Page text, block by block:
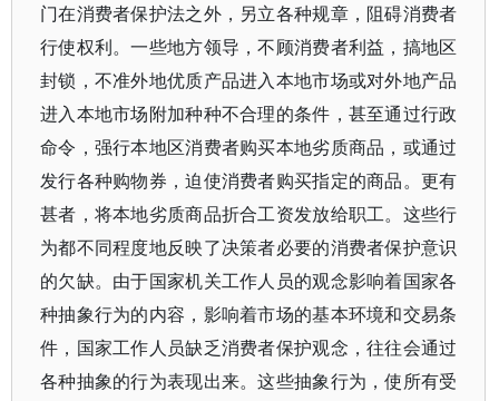
门在消费者保护法之外，另立各种规章，阻碍消费者
行使权利。一些地方领导，不顾消费者利益，搞地区
封锁，不准外地优质产品进入本地市场或对外地产品
进入本地市场附加种种不合理的条件，甚至通过行政
命令，强行本地区消费者购买本地劣质商品，或通过
发行各种购物券，迫使消费者购买指定的商品。更有
甚者，将本地劣质商品折合工资发放给职工。这些行
为都不同程度地反映了决策者必要的消费者保护意识
的欠缺。由于国家机关工作人员的观念影响着国家各
种抽象行为的内容，影响着市场的基本环境和交易条
件，国家工作人员缺乏消费者保护观念，往往会通过
各种抽象的行为表现出来。这些抽象行为，使所有受